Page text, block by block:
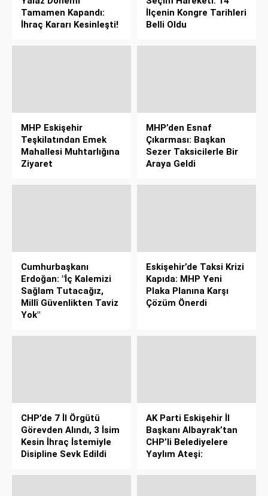
Tamamen Kapandı:
İhraç Kararı Kesinleşti!
İlçenin Kongre Tarihleri
Belli Oldu
MHP Eskişehir
Teşkilatından Emek
Mahallesi Muhtarlığına
Ziyaret
MHP’den Esnaf
Çıkarması: Başkan
Sezer Taksicilerle Bir
Araya Geldi
Cumhurbaşkanı
Erdoğan: "İç Kalemizi
Sağlam Tutacağız,
Millî Güvenlikten Taviz
Yok"
Eskişehir’de Taksi Krizi
Kapıda: MHP Yeni
Plaka Planına Karşı
Çözüm Önerdi
CHP’de 7 İl Örgütü
Görevden Alındı, 3 İsim
Kesin İhraç İstemiyle
Disipline Sevk Edildi
AK Parti Eskişehir İl
Başkanı Albayrak’tan
CHP’li Belediyelere
Yaylım Ateşi: